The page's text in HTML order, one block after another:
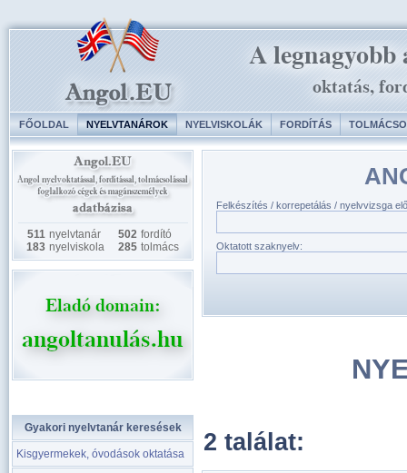
FŐOLDAL NYELVTANÁROK NYELVISKOLÁK FORDÍTÁS
511 nyelvtanár 502 fordító
183 nyelviskola 285 tolmács
Gyakori nyelvtanár keresések
Kisgyermekek, óvodások oktatása
Felkészítés / korrepetálás / nyelvvizsga
Oktatott szaknyelv:
2 találat: